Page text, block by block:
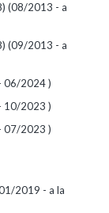
(08/2013 - a
(09/2013 - a
06/2024 )
10/2023 )
07/2023 )
2019 - a la